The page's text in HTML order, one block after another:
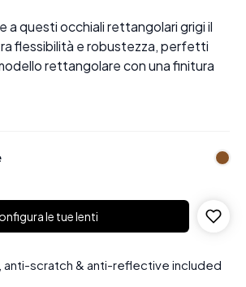
a questi occhiali rettangolari grigi il
flessibilità e robustezza, perfetti
rettangolare con una finitura
le tue lenti
anti-scratch & anti-reflective included